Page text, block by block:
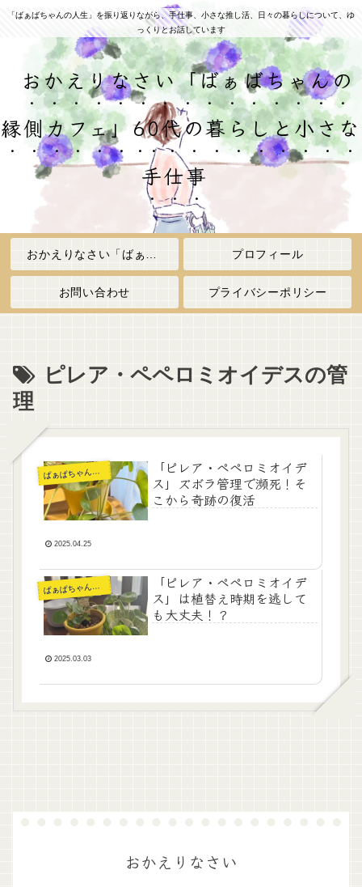
「ばぁばちゃんの人生」を振り返りながら、手仕事、小さな推し活、日々の暮らしについて、ゆ
っくりとお話しています
おかえりなさい「ばぁばちゃんの
縁側カフェ」60代の暮らしと小さな
手仕事
プロフィール
お問い合わせ プライバシーポリシー
ピレア・ペペロミオイデスの管
理
ばぁばちゃんの暮らし
「ピレア・ペペロミオイデ
ス」ズボラ管理で瀕死！そ
こから奇跡の復活
2025.04.25
ばぁばちゃんの暮らし
「ピレア・ペペロミオイデ
ス」は植替え時期を逃して
も大丈夫！？
2025.03.03
おかえりなさい